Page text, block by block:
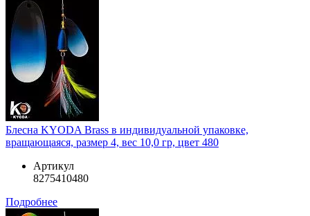
Блесна KYODA Brass в индивидуальной упаковке,
вращающаяся, размер 4, вес 10,0 гр, цвет 480
Артикул
8275410480
Подробнее